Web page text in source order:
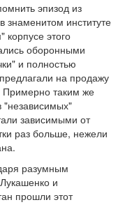
эпизод из
знаменитом институте
этого
оборонными
и полностью
на продажу
Примерно таким же
"независимых"
зависимыми от
раз больше, нежели
разумным
и
прошли этот